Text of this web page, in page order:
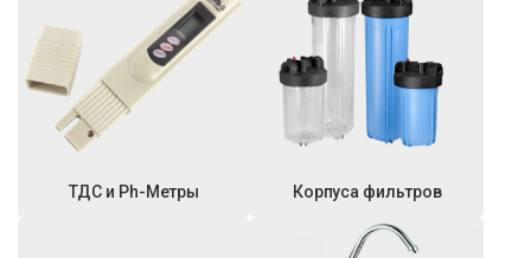
ТДС и Ph-Метры Корпуса фильтров